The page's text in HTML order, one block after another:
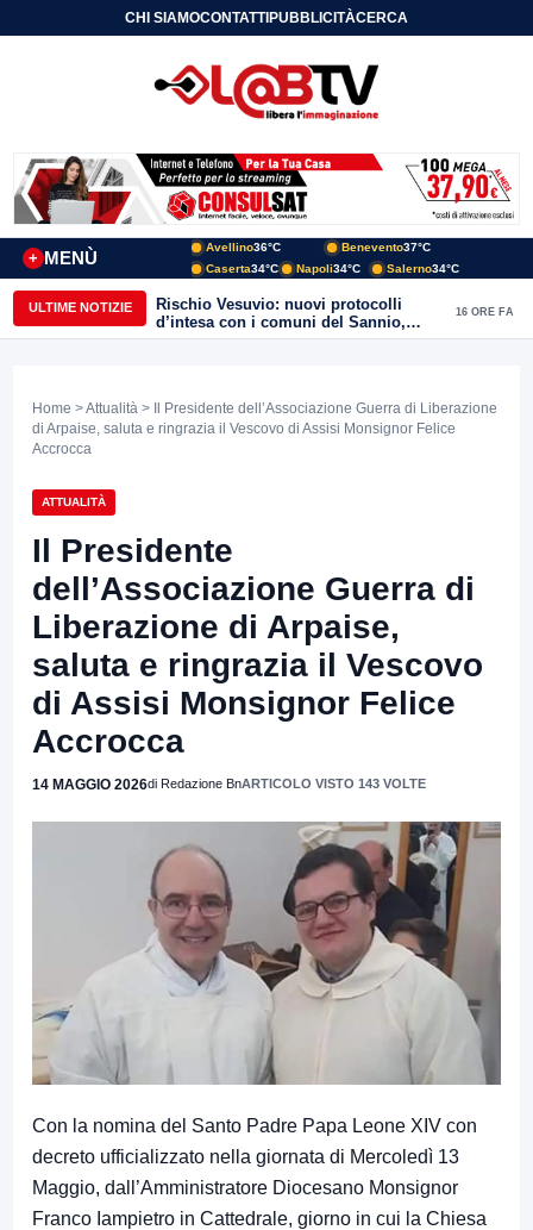
CHI SIAMOCONTATTIPUBBLICITÀCERCA
MENÙ
+
Avellino36°C Benevento37°C
Caserta34°C Napoli34°C Salerno34°C
ULTIME NOTIZIE
Rischio Vesuvio: nuovi protocolli
d’intesa con i comuni del Sannio,
firmato il protocollo con Arpaise
16 ORE FA
Home >Attualità > Il Presidente dell’Associazione Guerra di Liberazione
di Arpaise, saluta e ringrazia il Vescovo di Assisi Monsignor Felice
Accrocca
ATTUALITÀ
Il Presidente
dell’Associazione Guerra di
Liberazione di Arpaise,
saluta e ringrazia il Vescovo
di Assisi Monsignor Felice
Accrocca
14 MAGGIO 2026di Redazione BnARTICOLO VISTO 143 VOLTE
Con la nomina del Santo Padre Papa Leone XIV con
decreto ufficializzato nella giornata di Mercoledì 13
Maggio, dall’Amministratore Diocesano Monsignor
Franco Iampietro in Cattedrale, giorno in cui la Chiesa